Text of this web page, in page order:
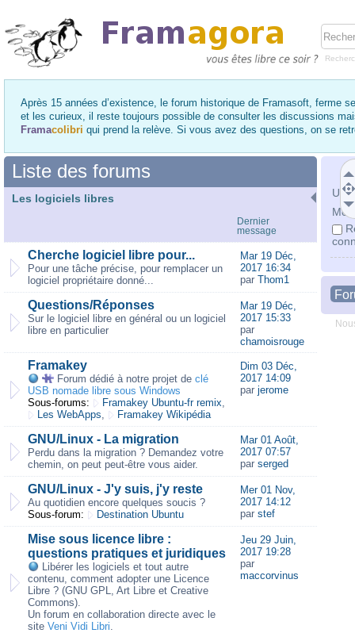
Après 15 années d’existence, le forum historique de Framasoft, ferme
et les curieux, il reste toujours possible de consulter les discussions
Framacolibri qui prend la relève. Si vous avez des questions, on se
Mot
Liste des forums
Les logiciels libres
Dernier
message
Cherche logiciel libre pour...
Pour une tâche précise, pour remplacer un
logiciel propriétaire donné...
Mar 19 Déc,
2017 16:34
par Thom1
Questions/Réponses
Sur le logiciel libre en général ou un logiciel
libre en particulier
Mar 19 Déc,
2017 15:33
par
chamoisrouge
Framakey
Forum dédié à notre projet de clé
USB nomade libre sous Windows
Sous-forums:
Framakey Ubuntu-fr remix,
Les WebApps, Framakey Wikipédia
Dim 03 Déc,
2017 14:09
par jerome
GNU/Linux - La migration
Perdu dans la migration ? Demandez votre
chemin, on peut peut-être vous aider.
Mar 01 Août,
2017 07:57
par serged
GNU/Linux - J'y suis, j'y reste
Au quotidien encore quelques soucis ?
Sous-forum:
Destination Ubuntu
Mer 01 Nov,
2017 14:12
par stef
Mise sous licence libre :
questions pratiques et juridiques
Libérer les logiciels et tout autre
contenu, comment adopter une Licence
Libre ? (GNU GPL, Art Libre et Creative
Commons).
Un forum en collaboration directe avec le
site Veni Vidi Libri.
Jeu 29 Juin,
2017 19:28
par
maccorvinus